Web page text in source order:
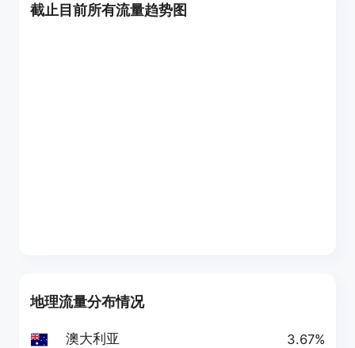
截止目前所有流量趋势图
地理流量分布情况
澳大利亚 3.67%